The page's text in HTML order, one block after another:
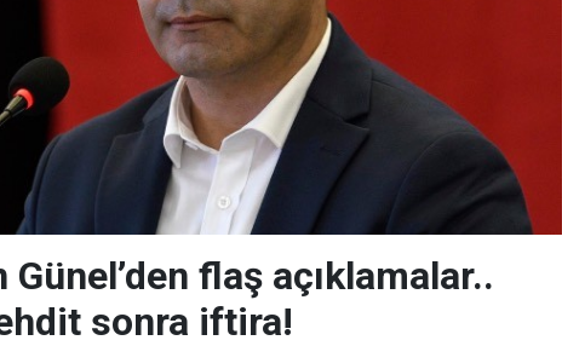
Günel’den flaş açıklamalar..
sonra iftira!